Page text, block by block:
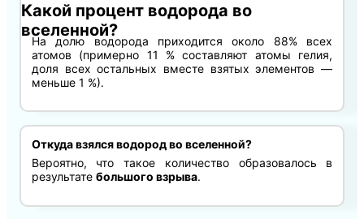
Какой процент водорода во
вселенной?
На долю водорода приходится около 88% всех
атомов (примерно 11 % составляют атомы гелия,
доля всех остальных вместе взятых элементов —
меньше 1 %).
Откуда взялся водород во вселенной?
Вероятно, что такое количество образовалось в
результате большого взрыва.